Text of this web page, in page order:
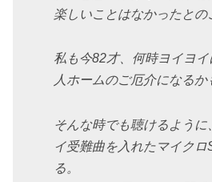
楽しいことはなかったとの
私も今82才、何時ヨイヨ
人ホームのご厄介になるか
そんな時でも聴けるように
イ受難曲を入れたマイクロ
る。